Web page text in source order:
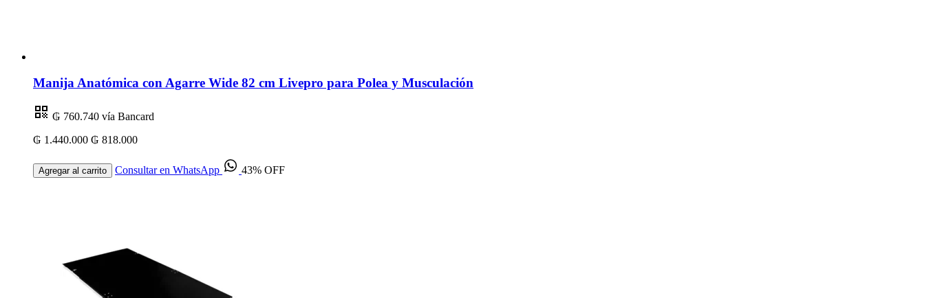
Manija Anatómica con Agarre Wide 82 cm Livepro para Polea y Musculación
₲ 760.740 vía Bancard
₲ 1.440.000 ₲ 818.000
Agregar al carrito Consultar en WhatsApp 43% OFF